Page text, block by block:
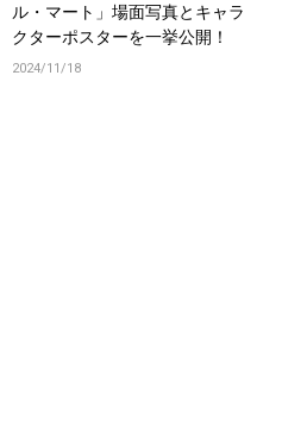
ル・マート」場面写真とキャラ
クターポスターを一挙公開！
2024/11/18